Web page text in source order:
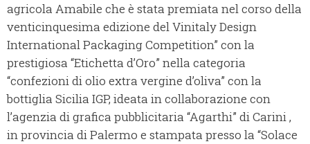
agricola Amabile che è stata premiata nel corso della
venticinquesima edizione del Vinitaly Design
International Packaging Competition” con la
prestigiosa “Etichetta d’Oro” nella categoria
“confezioni di olio extra vergine d’oliva” con la
bottiglia Sicilia IGP, ideata in collaborazione con
l’agenzia di grafica pubblicitaria “Agarthi” di Carini ,
in provincia di Palermo e stampata presso la “Solace